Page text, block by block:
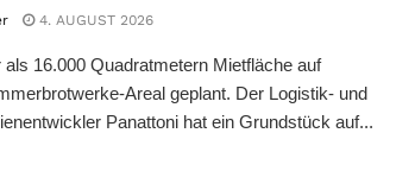
4. AUGUST 2026
16.000 Quadratmetern Mietfläche auf
Areal geplant. Der Logistik- und
Panattoni hat ein Grundstück auf...